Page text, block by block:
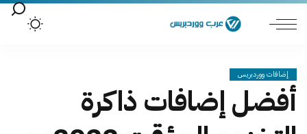
إضافات ووردبريس
أفضل إضافات ذاكرة